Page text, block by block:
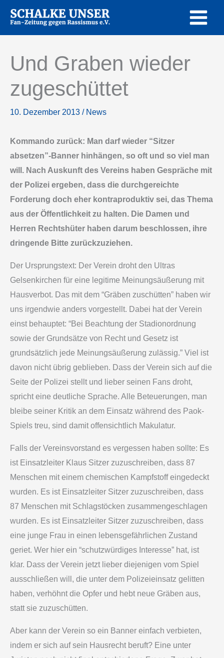
Inhalt
springen
Und Graben wieder
zugeschüttet
10. Dezember 2013 / News
Kommando zurück: Man darf wieder “Sitzer
absetzen”-Banner hinhängen, so oft und so viel man
will. Nach Auskunft des Vereins haben Gespräche mit
der Polizei ergeben, dass die durchgereichte
Forderung doch eher kontraproduktiv sei, das Thema
aus der Öffentlichkeit zu halten. Die Damen und
Herren Rechtshüter haben darum beschlossen, ihre
dringende Bitte zurückzuziehen.
Der Ursprungstext: Der Verein droht den Ultras
Gelsenkirchen für eine legitime Meinungsäußerung mit
Hausverbot. Das mit dem “Gräben zuschütten” haben wir
uns irgendwie anders vorgestellt. Dabei hat der Verein
einst behauptet: “Bei Beachtung der Stadionordnung
sowie der Grundsätze von Recht und Gesetz ist
grundsätzlich jede Meinungsäußerung zulässig.” Viel ist
davon nicht übrig geblieben. Dass der Verein sich auf die
Seite der Polizei stellt und lieber seinen Fans droht,
spricht eine deutliche Sprache. Alle Beteuerungen, man
bleibe seiner Kritik an dem Einsatz während des Paok-
Spiels treu, sind damit offensichtlich Makulatur.
Falls der Vereinsvorstand es vergessen haben sollte: Es
ist Einsatzleiter Klaus Sitzer zuzuschreiben, dass 87
Menschen mit einem chemischen Kampfstoff eingedeckt
wurden. Es ist Einsatzleiter Sitzer zuzuschreiben, dass
87 Menschen mit Schlagstöcken zusammengeschlagen
wurden. Es ist Einsatzleiter Sitzer zuzuschreiben, dass
eine junge Frau in einen lebensgefährlichen Zustand
geriet. Wer hier ein “schutzwürdiges Interesse” hat, ist
klar. Dass der Verein jetzt lieber diejenigen vom Spiel
ausschließen will, die unter dem Polizeieinsatz gelitten
haben, verhöhnt die Opfer und hebt neue Gräben aus,
statt sie zuzuschütten.
Aber kann der Verein so ein Banner einfach verbieten,
indem er sich auf sein Hausrecht beruft? Eine unter